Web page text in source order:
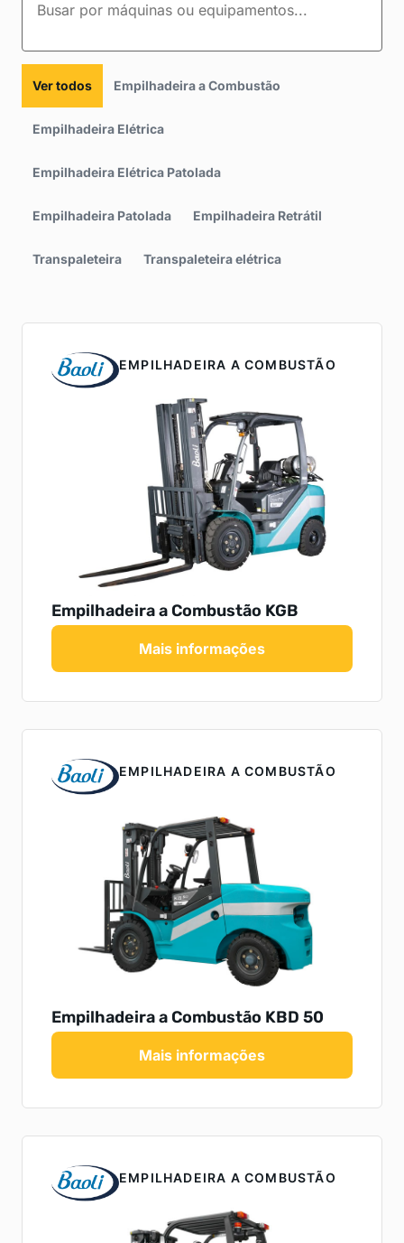
Empilhadeira a Combustão
Empilhadeira Elétrica
Empilhadeira Elétrica Patolada
Empilhadeira Patolada Empilhadeira Retrátil
Transpaleteira Transpaleteira elétrica
Ver todos
EMPILHADEIRA A COMBUSTÃO
Empilhadeira a Combustão KGB
Mais informações
EMPILHADEIRA A COMBUSTÃO
Empilhadeira a Combustão KBD 50
Mais informações
EMPILHADEIRA A COMBUSTÃO